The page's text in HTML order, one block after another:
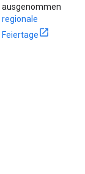
ausgenommen
regionale
Feiertage